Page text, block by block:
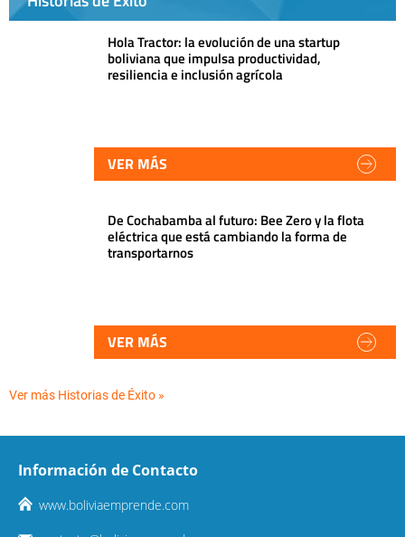
Hola Tractor: la evolución de una startup
boliviana que impulsa productividad,
resiliencia e inclusión agrícola
VER MÁS
De Cochabamba al futuro: Bee Zero y la flota
eléctrica que está cambiando la forma de
transportarnos
VER MÁS
Ver más Historias de Éxito »
Información de Contacto
www.boliviaemprende.com